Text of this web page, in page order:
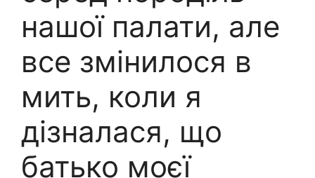
нашої палати, але
все змінилося в
мить, коли я
дізналася, що
батько моєї